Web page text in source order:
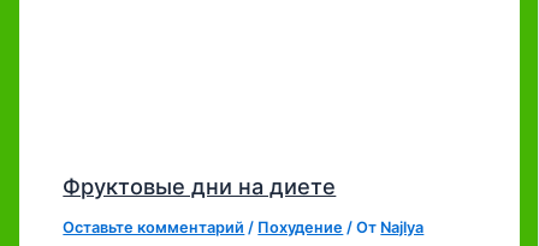
Фруктовые дни на диете
Оставьте комментарий / Похудение / От Najlya